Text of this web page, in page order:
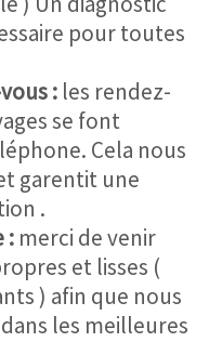
pour toutes
: les rendez-
se font
Cela nous
garentit une
.
: merci de venir
et lisses (
) afin que nous
les meilleures